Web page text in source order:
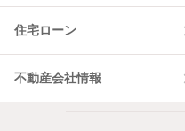
住宅ローン
不動産会社情報